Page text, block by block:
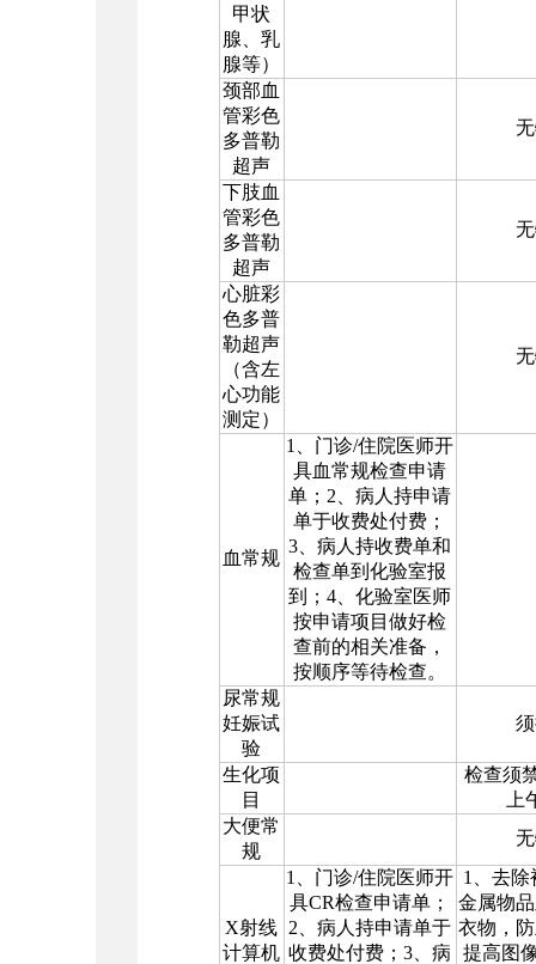
甲状
腺、乳
腺等）
颈部血
管彩色
多普勒
超声
下肢血
管彩色
多普勒
超声
心脏彩
色多普
勒超声
（含左
心功能
测定）
血常规
1 、门诊/住院医师开
具血常规检查申请
单； 2 、病人持申请
单于收费处付费；
3 、病人持收费单和
检查单到化验室报
到；4 、化验室医师
按申请项目做好检
查前的相关准备，
按顺序等待检查。
尿常规
妊娠试
验
生化项
目
检查须
大便常
规
X射线
计算机
1 、门诊/住院医师开
具CR检查申请单；
2 、病人持申请单于
收费处付费；3 、病
1
、去
金属物
衣物，
提高图